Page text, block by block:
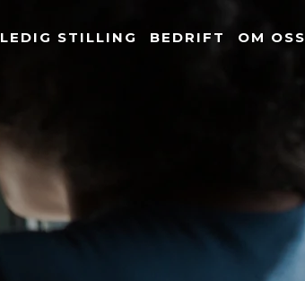
STILLING BEDRIFT OM OSS